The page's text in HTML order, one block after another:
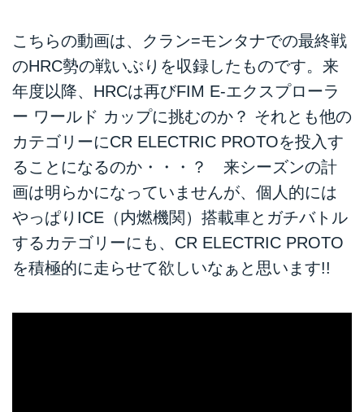
こちらの動画は、クラン=モンタナでの最終戦
のHRC勢の戦いぶりを収録したものです。来
年度以降、HRCは再びFIM E-エクスプローラ
ー ワールド カップに挑むのか？ それとも他の
カテゴリーにCR ELECTRIC PROTOを投入す
ることになるのか・・・？ 来シーズンの計
画は明らかになっていませんが、個人的には
やっぱりICE（内燃機関）搭載車とガチバトル
するカテゴリーにも、CR ELECTRIC PROTO
を積極的に走らせて欲しいなぁと思います!!